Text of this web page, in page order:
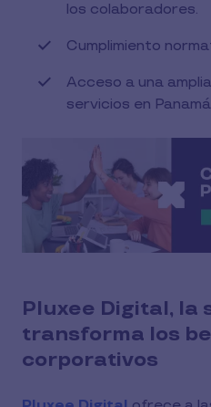
los colaboradores.
Cumplimiento
Acceso a una
servicios en
Pluxee Digital, la
transforma los
corporativos